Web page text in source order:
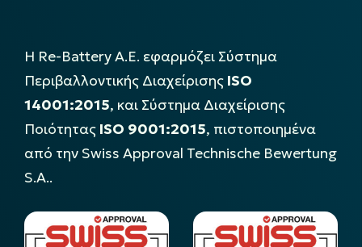
Η Re-Battery Α.Ε. εφαρμόζει Σύστημα
Περιβαλλοντικής Διαχείρισης ISO
14001:2015, και Σύστημα Διαχείρισης
Ποιότητας ISO 9001:2015, πιστοποιημένα
από την Swiss Approval Technische Bewertung
S.A..